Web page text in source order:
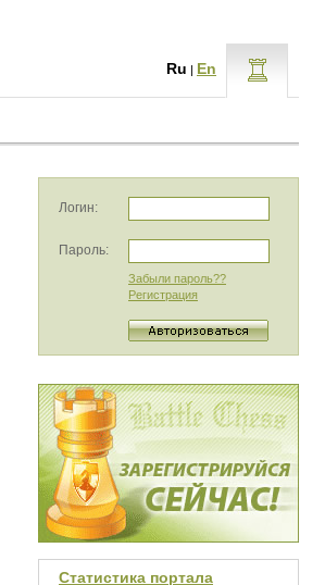
Ru | En
Логин:
Пароль:
Забыли пароль??
Регистрация
Статистика портала